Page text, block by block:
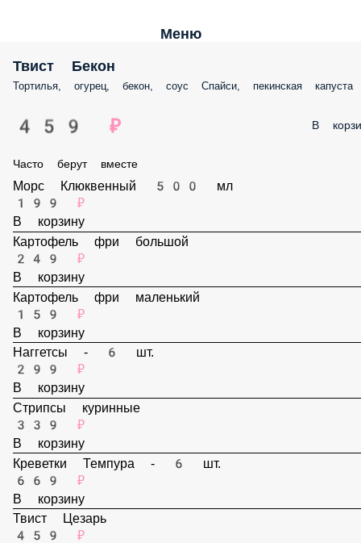
Меню
Твист Бекон
Тортилья, огурец, бекон, соус Спайси, пекинская капуста
459 ₽ В
Часто берут вместе
Морс Клюквенный 500 мл
199 ₽
В корзину
Картофель фри большой
249 ₽
В корзину
Картофель фри маленький
159 ₽
В корзину
Наггетсы - 6 шт.
299 ₽
В корзину
Стрипсы куринные
339 ₽
В корзину